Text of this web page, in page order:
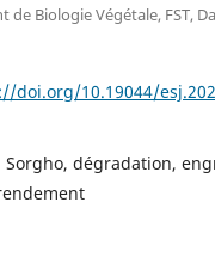
de Biologie Végétale, FST,
doi.org/10.19044/
Sorgho, dégradation,